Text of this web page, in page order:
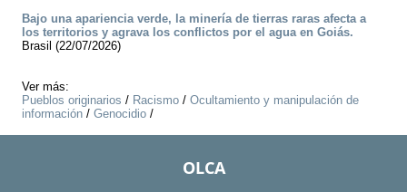
Bajo una apariencia verde, la minería de tierras raras afecta a
los territorios y agrava los conflictos por el agua en Goiás.
Brasil (22/07/2026)
Ver más:
Pueblos originarios / Racismo / Ocultamiento y manipulación de
información / Genocidio /
OLCA